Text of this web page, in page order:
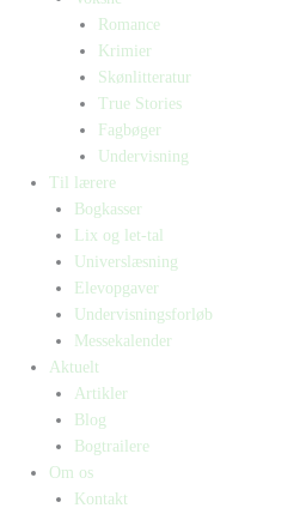
Romance
Krimier
Skønlitteratur
True Stories
Fagbøger
Undervisning
Til lærere
Bogkasser
Lix og let-tal
Universlæsning
Elevopgaver
Undervisningsforløb
Messekalender
Aktuelt
Artikler
Blog
Bogtrailere
Om os
Kontakt